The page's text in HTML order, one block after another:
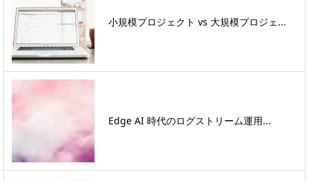
小規模プロジェクト vs 大規模プロジェ...
Edge AI 時代のログストリーム運用...